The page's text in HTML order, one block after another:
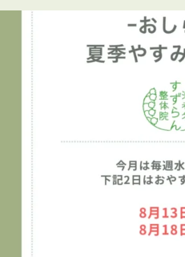
土日祝 9:00〜16:00
▶ 施術内容・院内の雰囲気は
プロフィールのリンクからご
海老名
View on Facebook Share
海老名すずらん整体院